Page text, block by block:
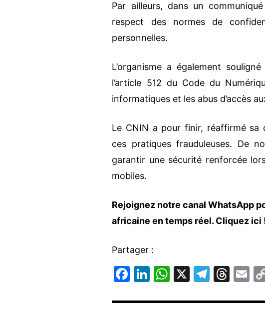
Par ailleurs, dans un
respect des normes de
personnelles.
L’organisme a également
l’article 512 du Code du
informatiques et les abus d’accès
Le CNIN a pour finir, réaffirmé
ces pratiques frauduleuses. De
garantir une sécurité renforcée
mobiles.
Rejoignez notre canal WhatsApp
africaine en temps réel. Cliquez ici
Partager :
F
c
Li
k
W
at
X
T
e
T
e
E
ai